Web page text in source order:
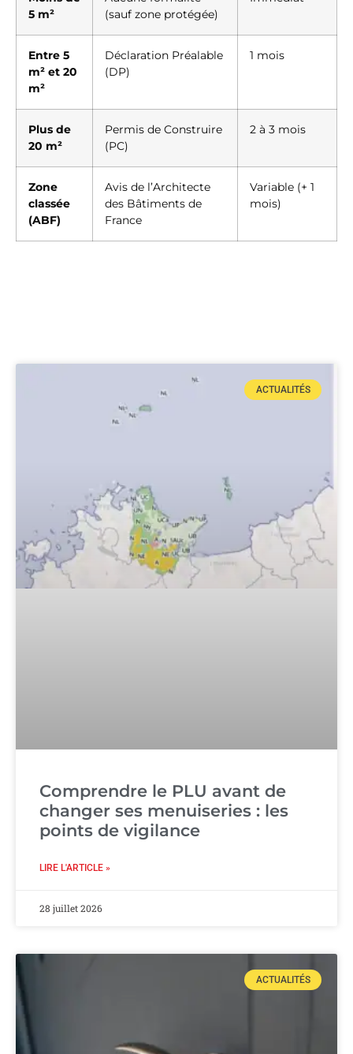
5 m²
(sauf zone protégée)
Entre 5
m² et 20
m²
Déclaration Préalable
(DP)
1 mois
Plus de
20 m²
Permis de Construire
(PC)
2 à 3 mois
Zone
classée
(ABF)
Avis de l’Architecte
des Bâtiments de
France
Variable (+ 1
mois)
ACTUALITÉS
Comprendre le PLU avant de
changer ses menuiseries : les
points de vigilance
LIRE L'ARTICLE »
28 juillet 2026
ACTUALITÉS